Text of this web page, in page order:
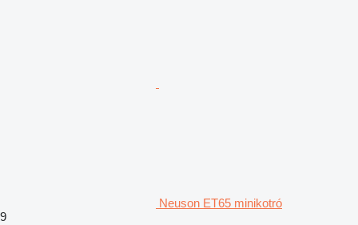
Neuson ET65 minikotró
9